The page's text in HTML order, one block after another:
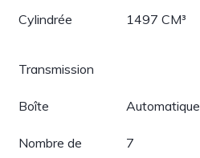
Cylindrée 1497 CM³
Transmission
Boîte Automatique
Nombre de
7